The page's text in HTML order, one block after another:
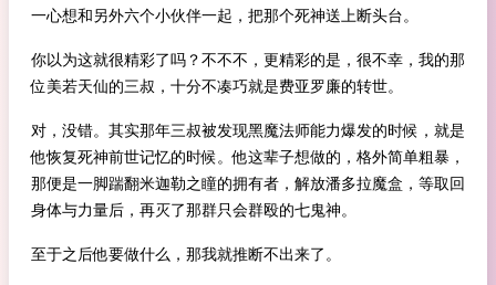
一心想和另外六个小伙伴一起，把那个死神送上断头台。
你以为这就很精彩了吗？不不不，更精彩的是，很不幸，我的那
位美若天仙的三叔，十分不凑巧就是费亚罗廉的转世。
对，没错。其实那年三叔被发现黑魔法师能力爆发的时候，就是
他恢复死神前世记忆的时候。他这辈子想做的，格外简单粗暴，
那便是一脚踹翻米迦勒之瞳的拥有者，解放潘多拉魔盒，等取回
身体与力量后，再灭了那群只会群殴的七鬼神。
至于之后他要做什么，那我就推断不出来了。